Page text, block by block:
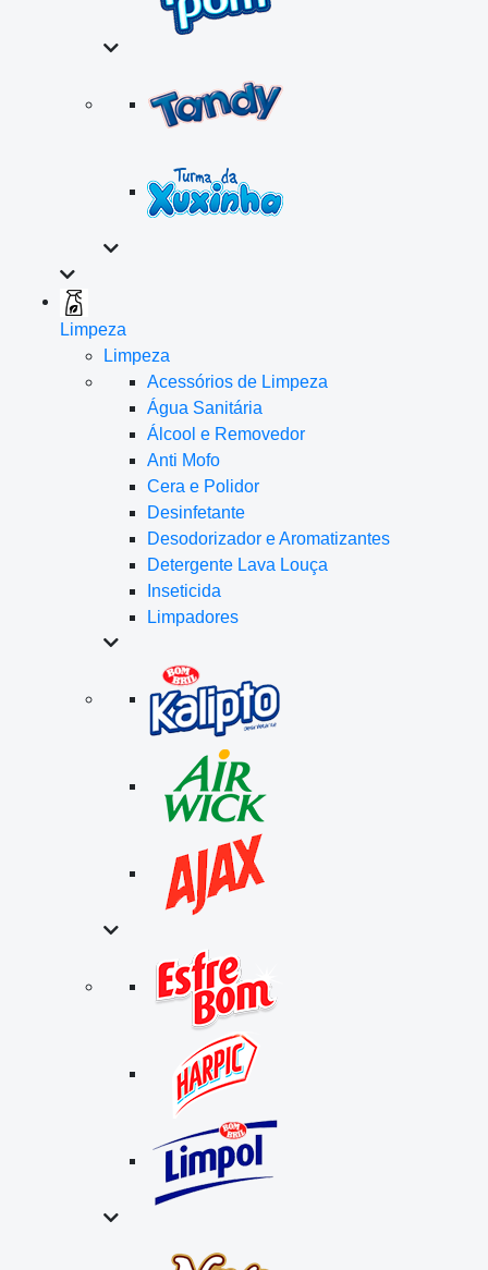
Limpeza
Limpeza
Acessórios de Limpeza
Água Sanitária
Álcool e Removedor
Anti Mofo
Cera e Polidor
Desinfetante
Desodorizador e Aromatizantes
Detergente Lava Louça
Inseticida
Limpadores